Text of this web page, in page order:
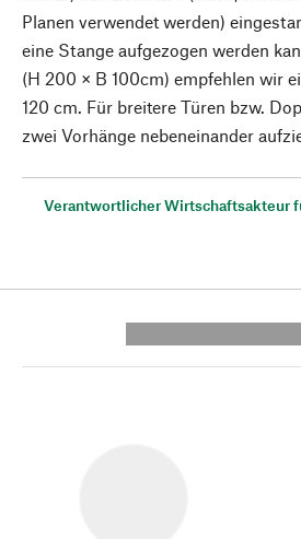
Planen verwendet werden)
eine Stange aufgezogen werden
(H 200 × B 100cm) empfehlen wir
120 cm. Für breitere Türen bzw.
zwei Vorhänge nebeneinander
Verantwortlicher Wirtschaftsakteur